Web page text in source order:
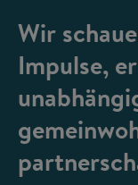
Wir
Impulse,